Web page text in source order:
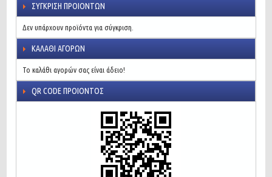
ΣΎΓΚΡΙΣΗ ΠΡΟΙΌΝΤΩΝ
Δεν υπάρχουν προϊόντα για σύγκριση.
ΚΑΛΆΘΙ ΑΓΟΡΏΝ
Το καλάθι αγορών σας είναι άδειο!
QR CODE ΠΡΟΙΌΝΤΟΣ